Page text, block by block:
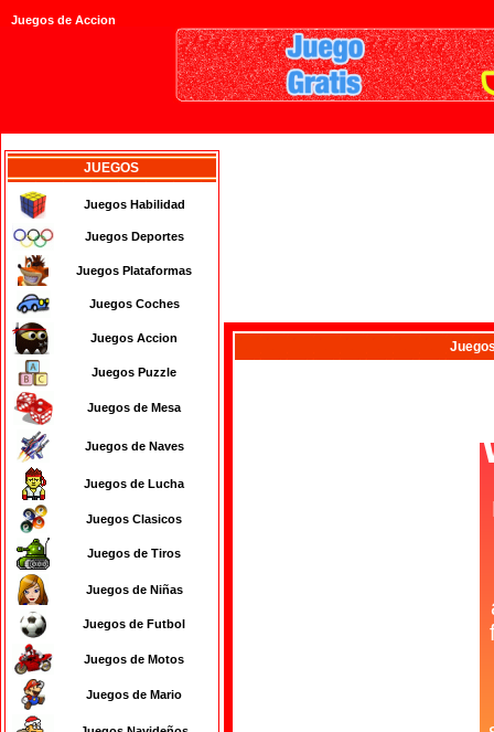
Juegos de Accion
JUEGOS
Juegos Habilidad
Juegos Deportes
Juegos Plataformas
Juegos Coches
Juegos Accion
Juegos Puzzle
Juegos de Mesa
Juegos de Naves
Juegos de Lucha
Juegos Clasicos
Juegos de Tiros
Juegos de Niñas
Juegos de Futbol
Juegos de Motos
Juegos de Mario